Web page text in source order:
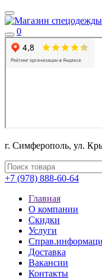
0
г. Симферополь, ул.
+7 (978) 888-60-64
Главная
О компании
Скидки
Услуги
Доставка
Вакансии
Контакты